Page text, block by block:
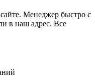
Менеджер быстро с
в наш адрес. Все